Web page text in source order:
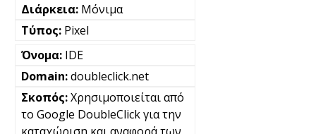
Μόνιμα
Pixel
IDE
doubleclick.net
Χρησιμοποιείται από
το Google DoubleClick για την